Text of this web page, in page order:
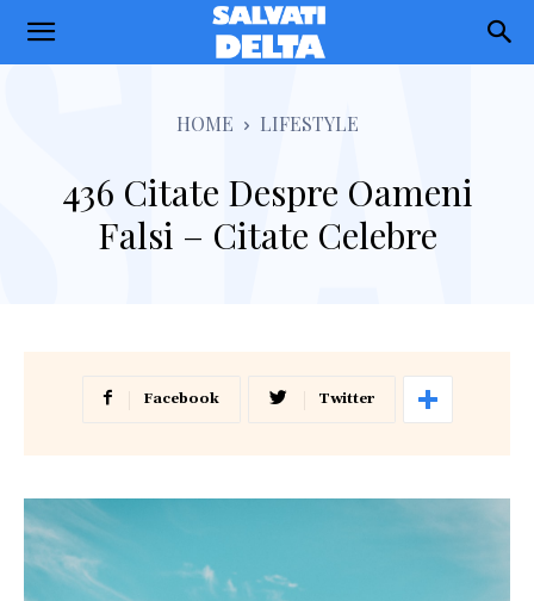
Salvati
HOME LIFESTYLE
436 Citate Despre Oameni
Falsi – Citate Celebre
Facebook Twitter